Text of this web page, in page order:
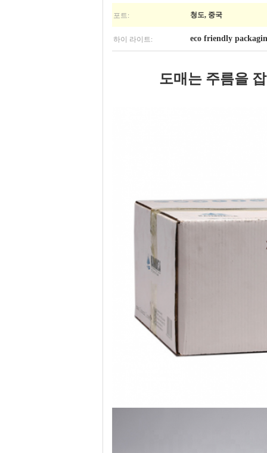
포트: 청도, 중국
하이 라이트: eco friendly
도매는 주름을